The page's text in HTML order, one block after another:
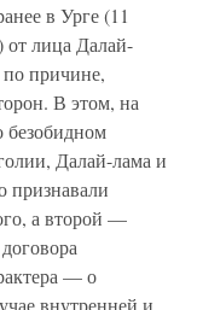
в Урге (11
от лица Далай-
причине,
В этом, на
безобидном
Далай-лама и
признавали
а второй —
— о
внутренней и